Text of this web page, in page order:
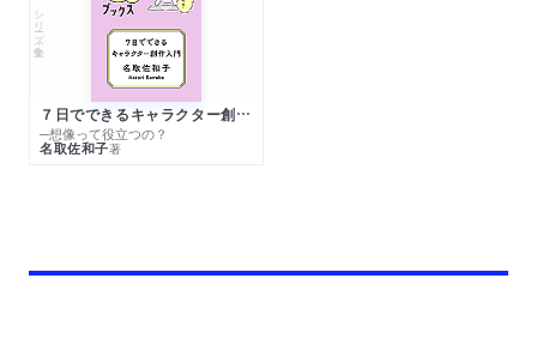
シリーズ・全集
７日でできるキャラクター創作入門
─想像って役立つの？
名取佐和子著